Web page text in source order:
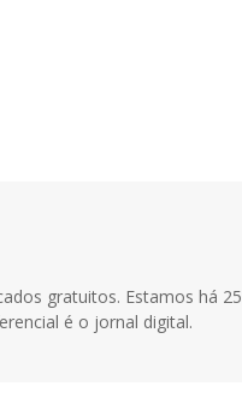
gratuitos. Estamos há 25
é o jornal digital.